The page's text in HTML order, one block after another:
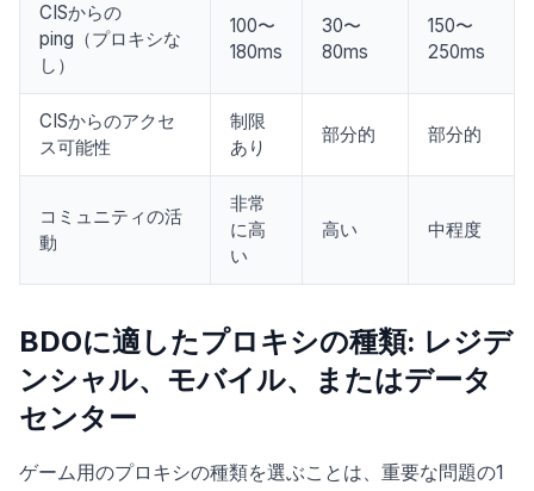
CISからの
ping（プロキシな
し）
100〜
180ms
30〜
80ms
150〜
250ms
CISからのアクセ
ス可能性
制限
あり
部分的 部分的
コミュニティの活
動
非常
に高
い
高い 中程度
BDOに適したプロキシの種類: レジデ
ンシャル、モバイル、またはデータ
センター
ゲーム用のプロキシの種類を選ぶことは、重要な問題の1